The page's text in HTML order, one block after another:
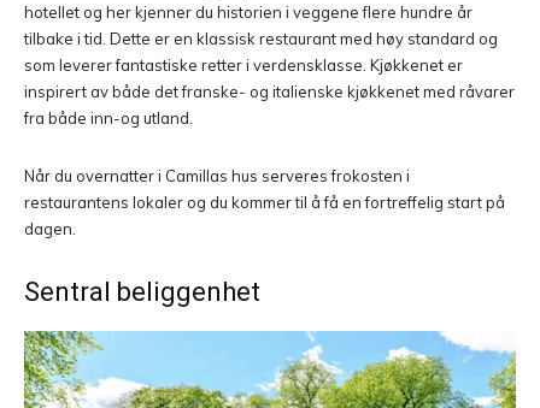
hotellet og her kjenner du historien i veggene flere hundre år
tilbake i tid. Dette er en klassisk restaurant med høy standard og
som leverer fantastiske retter i verdensklasse. Kjøkkenet er
inspirert av både det franske- og italienske kjøkkenet med råvarer
fra både inn-og utland.
Når du overnatter i Camillas hus serveres frokosten i
restaurantens lokaler og du kommer til å få en fortreffelig start på
dagen.
Sentral beliggenhet